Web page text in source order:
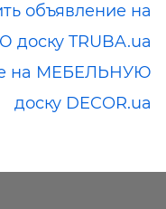
объявление на
TRUBA.ua
на МЕБЕЛЬНУЮ
доску DECOR.ua